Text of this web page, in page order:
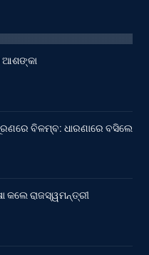
ଆଶଙ୍କା
ବିଳମ୍ବ: ଧାରଣାରେ ବସିଲେ
କଲେ ରାଜସ୍ୱମନ୍ତ୍ରୀ